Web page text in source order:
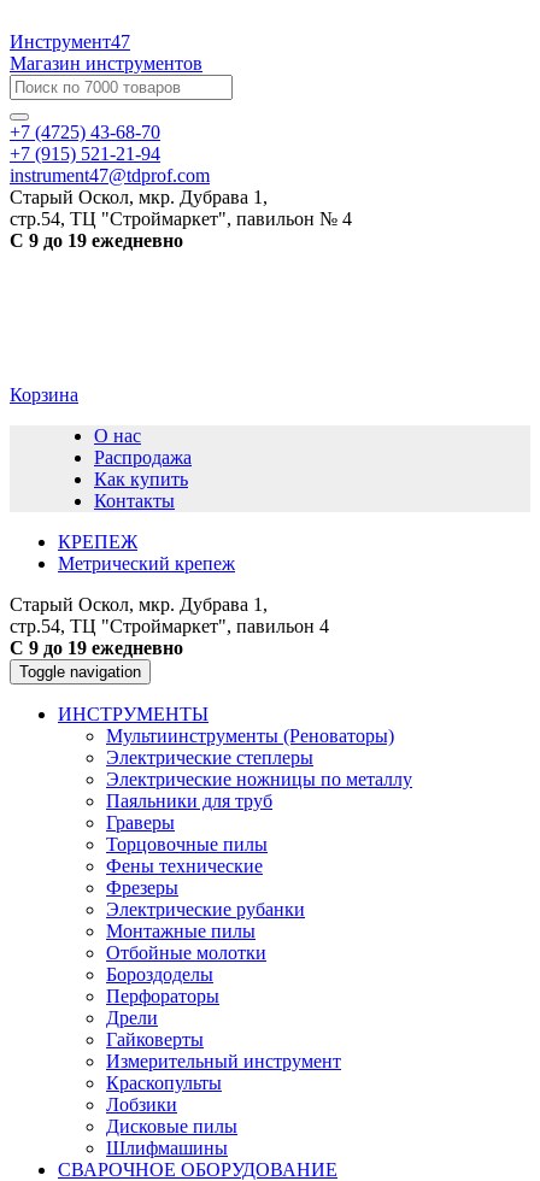
Инструмент47
Магазин инструментов
+7 (4725) 43-68-70
+7 (915) 521-21-94
instrument47@tdprof.com
Старый Оскол, мкр. Дубрава 1,
стр.54, ТЦ "Строймаркет", павильон № 4
С 9 до 19 ежедневно
Корзина
О нас
Распродажа
Как купить
Контакты
КРЕПЕЖ
Метрический крепеж
Старый Оскол, мкр. Дубрава 1,
стр.54, ТЦ "Строймаркет", павильон 4
С 9 до 19 ежедневно
Toggle navigation
ИНСТРУМЕНТЫ
Мультиинструменты (Реноваторы)
Электрические степлеры
Электрические ножницы по металлу
Паяльники для труб
Граверы
Торцовочные пилы
Фены технические
Фрезеры
Электрические рубанки
Монтажные пилы
Отбойные молотки
Бороздоделы
Перфораторы
Дрели
Гайковерты
Измерительный инструмент
Краскопульты
Лобзики
Дисковые пилы
Шлифмашины
СВАРОЧНОЕ ОБОРУДОВАНИЕ